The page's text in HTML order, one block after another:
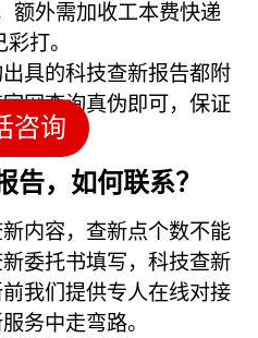
额外需加收工本费快递
打。
具的科技查新报告都附
网查询真伪即可，保证
告，如何联系？
内容，查新点个数不能
委托书填写，科技查新
我们提供专人在线对接
务中走弯路。
咨询